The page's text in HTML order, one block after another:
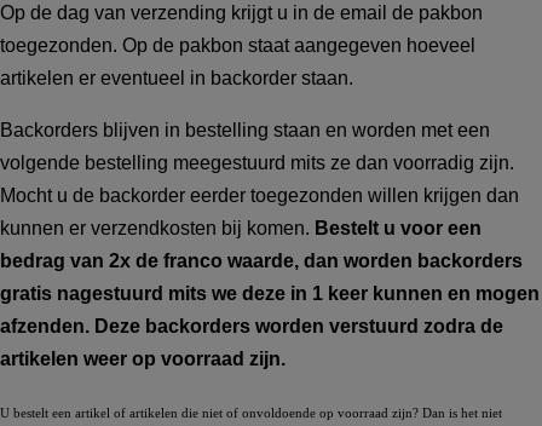
Op de dag van verzending krijgt u in de email de pakbon
toegezonden. Op de pakbon staat aangegeven hoeveel
artikelen er eventueel in backorder staan.
Backorders blijven in bestelling staan en worden met een
volgende bestelling meegestuurd mits ze dan voorradig zijn.
Mocht u de backorder eerder toegezonden willen krijgen dan
kunnen er verzendkosten bij komen. Bestelt u voor een
bedrag van 2x de franco waarde, dan worden backorders
gratis nagestuurd mits we deze in 1 keer kunnen en mogen
afzenden. Deze backorders worden verstuurd zodra de
artikelen weer op voorraad zijn.
U bestelt een artikel of artikelen die niet of onvoldoende op voorraad zijn? Dan is het niet